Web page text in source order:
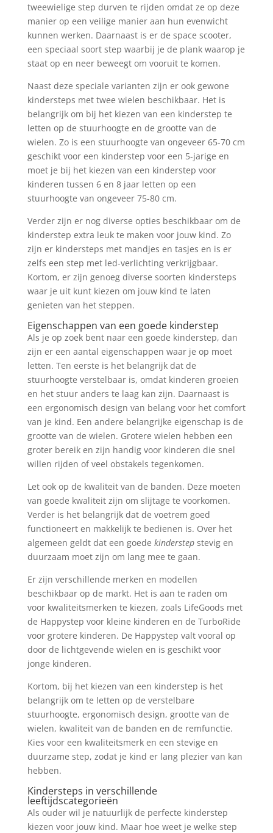
tweewielige step durven te rijden omdat ze op deze
manier op een veilige manier aan hun evenwicht
kunnen werken. Daarnaast is er de space scooter,
een speciaal soort step waarbij je de plank waarop je
staat op en neer beweegt om vooruit te komen.
Naast deze speciale varianten zijn er ook gewone
kindersteps met twee wielen beschikbaar. Het is
belangrijk om bij het kiezen van een kinderstep te
letten op de stuurhoogte en de grootte van de
wielen. Zo is een stuurhoogte van ongeveer 65-70 cm
geschikt voor een kinderstep voor een 5-jarige en
moet je bij het kiezen van een kinderstep voor
kinderen tussen 6 en 8 jaar letten op een
stuurhoogte van ongeveer 75-80 cm.
Verder zijn er nog diverse opties beschikbaar om de
kinderstep extra leuk te maken voor jouw kind. Zo
zijn er kindersteps met mandjes en tasjes en is er
zelfs een step met led-verlichting verkrijgbaar.
Kortom, er zijn genoeg diverse soorten kindersteps
waar je uit kunt kiezen om jouw kind te laten
genieten van het steppen.
Eigenschappen van een goede kinderstep
Als je op zoek bent naar een goede kinderstep, dan
zijn er een aantal eigenschappen waar je op moet
letten. Ten eerste is het belangrijk dat de
stuurhoogte verstelbaar is, omdat kinderen groeien
en het stuur anders te laag kan zijn. Daarnaast is
een ergonomisch design van belang voor het comfort
van je kind. Een andere belangrijke eigenschap is de
grootte van de wielen. Grotere wielen hebben een
groter bereik en zijn handig voor kinderen die snel
willen rijden of veel obstakels tegenkomen.
Let ook op de kwaliteit van de banden. Deze moeten
van goede kwaliteit zijn om slijtage te voorkomen.
Verder is het belangrijk dat de voetrem goed
functioneert en makkelijk te bedienen is. Over het
algemeen geldt dat een goede kinderstep stevig en
duurzaam moet zijn om lang mee te gaan.
Er zijn verschillende merken en modellen
beschikbaar op de markt. Het is aan te raden om
voor kwaliteitsmerken te kiezen, zoals LifeGoods met
de Happystep voor kleine kinderen en de TurboRide
voor grotere kinderen. De Happystep valt vooral op
door de lichtgevende wielen en is geschikt voor
jonge kinderen.
Kortom, bij het kiezen van een kinderstep is het
belangrijk om te letten op de verstelbare
stuurhoogte, ergonomisch design, grootte van de
wielen, kwaliteit van de banden en de remfunctie.
Kies voor een kwaliteitsmerk en een stevige en
duurzame step, zodat je kind er lang plezier van kan
hebben.
Kindersteps in verschillende
leeftijdscategorieën
Als ouder wil je natuurlijk de perfecte kinderstep
kiezen voor jouw kind. Maar hoe weet je welke step